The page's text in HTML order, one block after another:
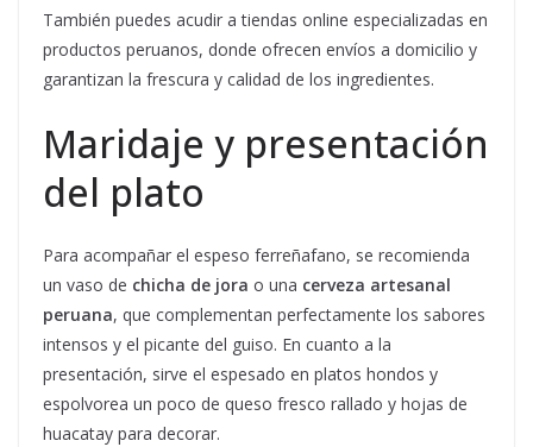
También puedes acudir a tiendas online especializadas en
productos peruanos, donde ofrecen envíos a domicilio y
garantizan la frescura y calidad de los ingredientes.
Maridaje y presentación
del plato
Para acompañar el espeso ferreñafano, se recomienda
un vaso de chicha de jora o una cerveza artesanal
peruana, que complementan perfectamente los sabores
intensos y el picante del guiso. En cuanto a la
presentación, sirve el espesado en platos hondos y
espolvorea un poco de queso fresco rallado y hojas de
huacatay para decorar.